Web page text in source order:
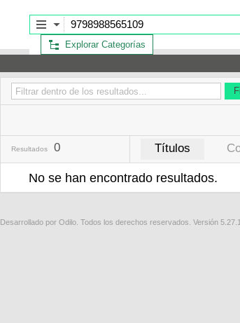
Explorar Categorías
Resultados 0 Títulos
No se han encontrado resultados.
Desarrollado por Odilo. Todos los derechos reservados. Versión